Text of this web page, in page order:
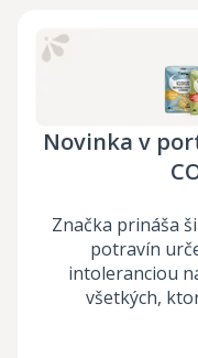
Novinka v
Značka prináša
potravín
intoleranciou
všetkých,